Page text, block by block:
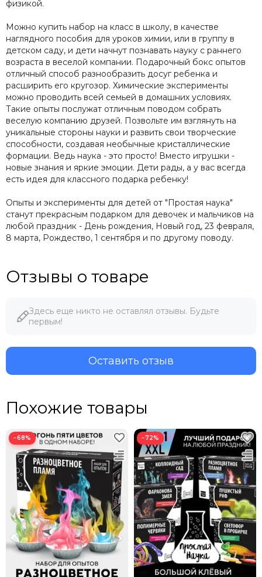
физикой.
Можно купить набор на класс в школу, в качестве
наглядного пособия для уроков химии, или в группу в
детском саду, и дети начнут познавать науку с раннего
возраста в веселой компании. Подарочный бокс опытов
отличный способ разнообразить досуг ребенка и
расширить его кругозор. Химические эксперименты
можно проводить всей семьей в домашних условиях.
Такие опыты послужат отличным поводом собрать
веселую компанию друзей. Позвольте им взглянуть на
уникальные стороны науки и развить свои творческие
способности, создавая необычные кристаллические
формации. Ведь наука - это просто! Вместо игрушки -
новые знания и яркие эмоции. Дети рады, а у вас всегда
есть идея для классного подарка ребенку!
Опыты и эксперименты для детей от "Простая наука"
станут прекрасным подарком для девочек и мальчиков на
любой праздник - День рождения, Новый год, 23 февраля,
8 марта, Рождество, 1 сентября и по другому поводу.
Отзывы о товаре
Здесь еще никто не оставлял отзывы. Будьте
первым!
Оставить отзыв
Похожие товары
−68% −72%